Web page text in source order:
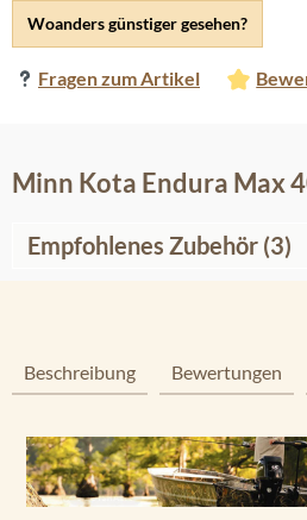
Woanders günstiger gesehen?
Fragen zum Artikel
Minn Kota Endura Max
Empfohlenes Zubehör (3)
Beschreibung Bewertungen